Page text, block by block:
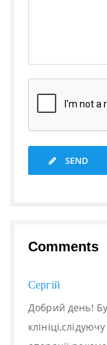
SEND
Comments
Сергій
Добрий день!